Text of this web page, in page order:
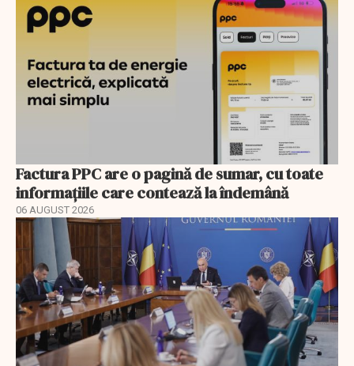
Factura PPC are o pagină de sumar, cu toate
informațiile care contează la îndemână
06 AUGUST 2026